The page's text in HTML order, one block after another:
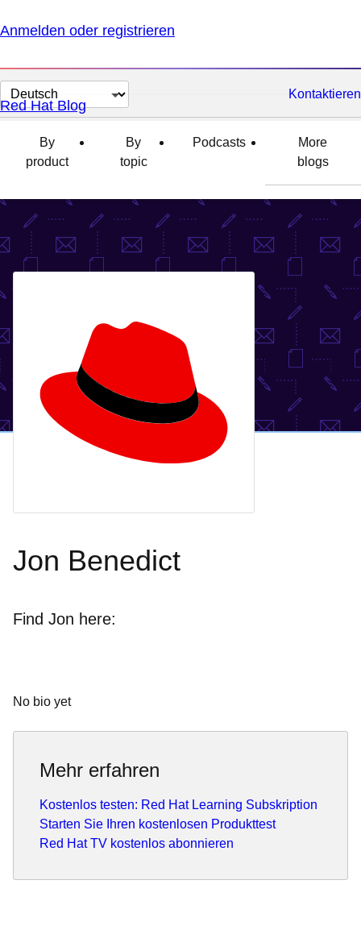
Anmelden oder registrieren
Sprache
auswählen
Kontaktieren
Red Hat Blog
By
product
By
topic
Podcasts
More
blogs
Jon Benedict
Find Jon here:
No bio yet
Mehr erfahren
Kostenlos testen: Red Hat Learning Subskription
Starten Sie Ihren kostenlosen Produkttest
Red Hat TV kostenlos abonnieren